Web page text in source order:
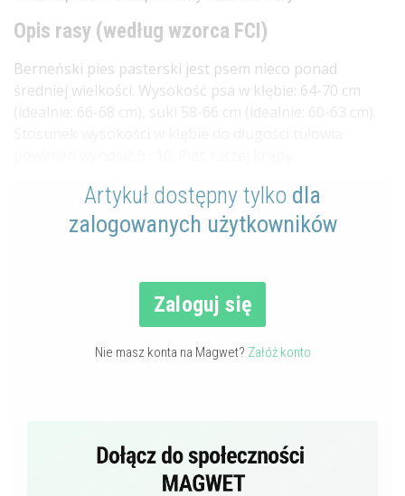
Opis rasy (według wzorca FCI)
Berneński pies pasterski jest psem nieco ponad
średniej wielkości. Wysokość psa w kłębie: 64-70 cm
(idealnie: 66-68 cm), suki 58-66 cm (idealnie: 60-63 cm).
Artykuł dostępny tylko dla
zalogowanych użytkowników
Zaloguj się
Nie masz konta na Magwet? Załóż konto